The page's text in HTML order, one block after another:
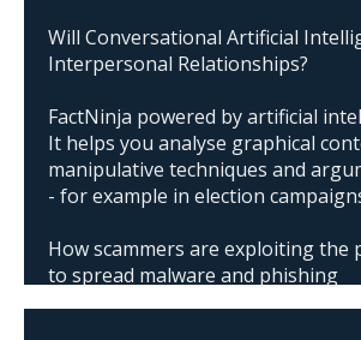
Will Conversational Artificial
Interpersonal Relationships?
FactNinja powered by artificial
It helps you analyse graphical
manipulative techniques and
- for example in election
How scammers are exploiting the
to spread malware and phishing